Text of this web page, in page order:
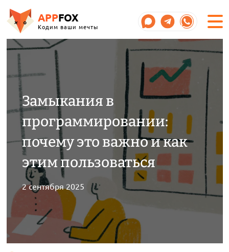
APPFOX
Кодим ваши мечты
Замыкания в
программировании:
почему это важно и как
этим пользоваться
2 сентября 2025